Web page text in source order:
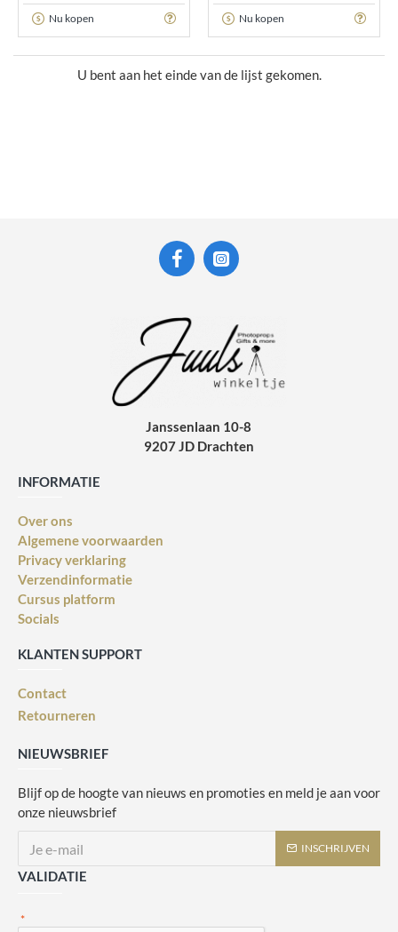
Nu kopen Nu kopen
U bent aan het einde van de lijst gekomen.
Janssenlaan 10-8
9207 JD Drachten
INFORMATIE
Over ons
Algemene voorwaarden
Privacy verklaring
Verzendinformatie
Cursus platform
Socials
KLANTEN SUPPORT
Contact
Retourneren
NIEUWSBRIEF
Blijf op de hoogte van nieuws en promoties en meld je aan voor
onze nieuwsbrief
INSCHRIJVEN
VALIDATIE